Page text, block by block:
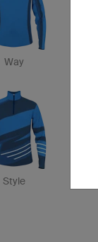
Way
Style